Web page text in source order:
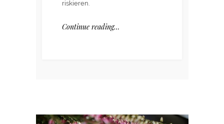
riskieren.
Continue reading…